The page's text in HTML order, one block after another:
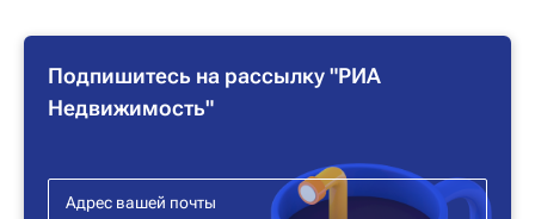
Подпишитесь на рассылку "РИА
Недвижимость"